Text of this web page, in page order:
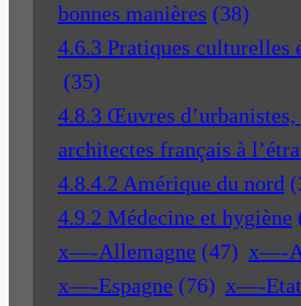
bonnes manières (38)
4.6.3 Pratiques culturelles
(35)
4.8.3 Œuvres d’urbanistes,
architectes français à
4.8.4.2 Amérique du nord
4.9.2 Médecine et hygiène
x—-Allemagne (47) x—-
x—-Espagne (76) x—-